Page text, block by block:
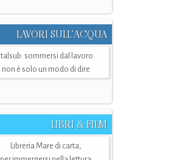
LAVORI SULL’ACQUA
Italsub: sommersi dal lavoro
non è solo un modo di dire
LIBRI & FILM
Libreria Mare di carta,